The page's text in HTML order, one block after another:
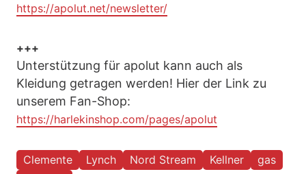
https://apolut.net/newsletter/
+++
Unterstützung für apolut kann auch als
Kleidung getragen werden! Hier der Link zu
unserem Fan-Shop:
https://harlekinshop.com/pages/apolut
Clemente Lynch Nord Stream Kellner
gas